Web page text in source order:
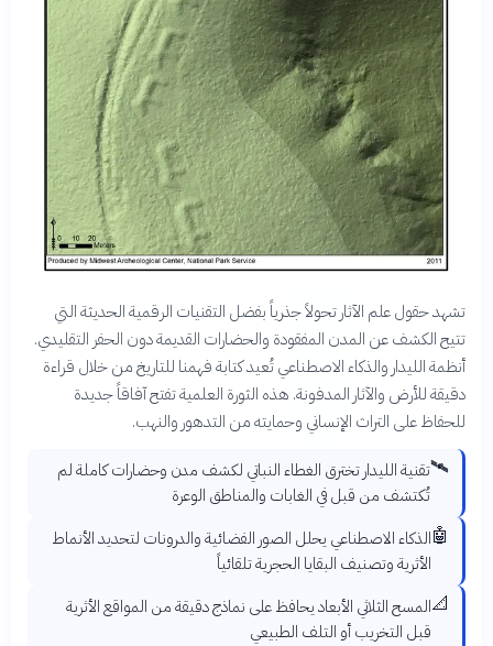
تشهد حقول علم الآثار تحولاً جذرياً بفضل التقنيات الرقمية الحديثة التي
تتيح الكشف عن المدن المفقودة والحضارات القديمة دون الحفر التقليدي.
أنظمة الليدار والذكاء الاصطناعي تُعيد كتابة فهمنا للتاريخ من خلال قراءة
دقيقة للأرض والآثار المدفونة. هذه الثورة العلمية تفتح آفاقاً جديدة
للحفاظ على التراث الإنساني وحمايته من التدهور والنهب.
🛰️تقنية الليدار تخترق الغطاء النباتي لكشف مدن وحضارات كاملة لم
تُكتشف من قبل في الغابات والمناطق الوعرة
🤖الذكاء الاصطناعي يحلل الصور الفضائية والدرونات لتحديد الأنماط
الأثرية وتصنيف البقايا الحجرية تلقائياً
📐المسح الثلاثي الأبعاد يحافظ على نماذج دقيقة من المواقع الأثرية
قبل التخريب أو التلف الطبيعي